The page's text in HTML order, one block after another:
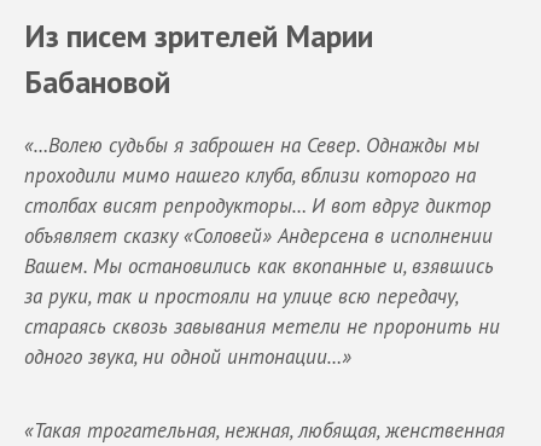
Из писем зрителей Марии
Бабановой
«…Волею судьбы я заброшен на Север. Однажды мы
проходили мимо нашего клуба, вблизи которого на
столбах висят репродукторы… И вот вдруг диктор
объявляет сказку «Соловей» Андерсена в исполнении
Вашем. Мы остановились как вкопанные и, взявшись
за руки, так и простояли на улице всю передачу,
стараясь сквозь завывания метели не проронить ни
одного звука, ни одной интонации…»
«Такая трогательная, нежная, любящая, женственная